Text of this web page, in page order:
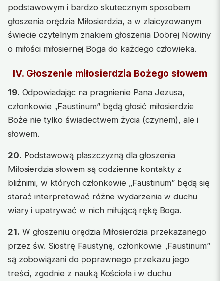
podstawowym i bardzo skutecznym sposobem
głoszenia orędzia Miłosierdzia, a w zlaicyzowanym
świecie czytelnym znakiem głoszenia Dobrej Nowiny
o miłości miłosiernej Boga do każdego człowieka.
IV. Głoszenie miłosierdzia Bożego słowem
19. Odpowiadając na pragnienie Pana Jezusa,
członkowie „Faustinum” będą głosić miłosierdzie
Boże nie tylko świadectwem życia (czynem), ale i
słowem.
20. Podstawową płaszczyzną dla głoszenia
Miłosierdzia słowem są codzienne kontakty z
bliźnimi, w których członkowie „Faustinum” będą się
starać interpretować różne wydarzenia w duchu
wiary i upatrywać w nich miłującą rękę Boga.
21. W głoszeniu orędzia Miłosierdzia przekazanego
przez św. Siostrę Faustynę, członkowie „Faustinum”
są zobowiązani do poprawnego przekazu jego
treści, zgodnie z nauką Kościoła i w duchu